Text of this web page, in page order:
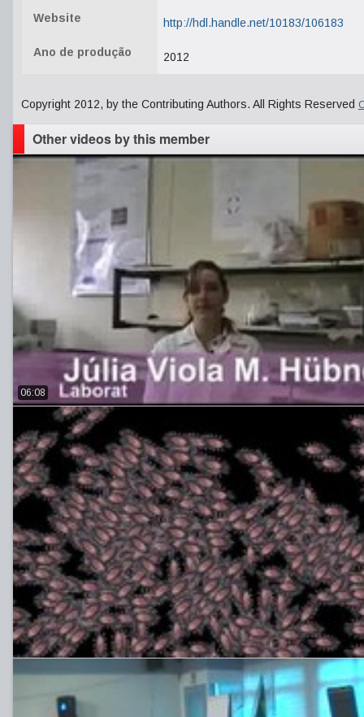
Website http://hdl.handle.net/10183/106183
Ano de produção 2012
Copyright 2012, by the Contributing Authors. All Rights Reserved
Other videos by this member
06:08